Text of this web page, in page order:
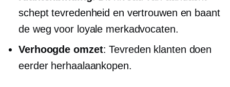
schept tevredenheid en vertrouwen en baant
de weg voor loyale merkadvocaten.
Verhoogde omzet: Tevreden klanten doen
eerder herhaalaankopen.